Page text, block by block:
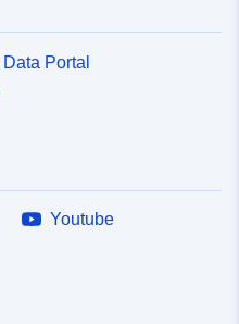
Portal
Youtube